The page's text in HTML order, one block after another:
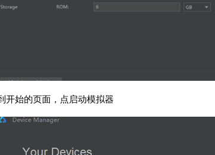
开始的页面，点启动模拟器